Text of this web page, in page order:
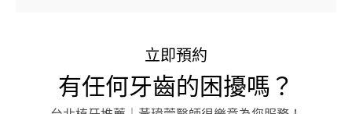
立即預約
有任何牙齒的困擾嗎？